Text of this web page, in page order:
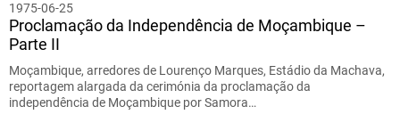
1975-06-25
Proclamação da Independência de Moçambique –
Parte II
Moçambique, arredores de Lourenço Marques, Estádio da Machava,
reportagem alargada da cerimónia da proclamação da
independência de Moçambique por Samora…